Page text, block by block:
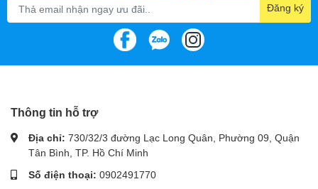
Đăng ký
Thông tin hỗ trợ
Địa chỉ: 730/32/3 đường Lạc Long Quân, Phường 09, Quận
Tân Bình, TP. Hồ Chí Minh
Số điện thoại: 0902491770